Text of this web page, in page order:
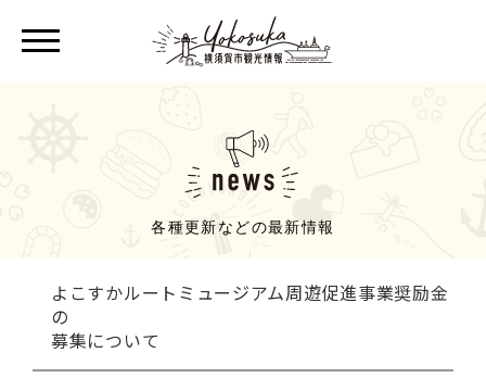
各種更新などの最新情報
よこすかルートミュージアム周遊促進事業奨励金
の
募集について